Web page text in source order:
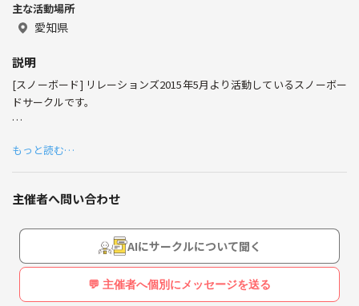
主な活動場所
愛知県
説明
[スノーボード] リレーションズ2015年5月より活動しているスノーボー
ドサークルです。
詳しくはHPをご覧ください(^^)
もっと読む…
主催者へ問い合わせ
AIにサークルについて聞く
💬 主催者へ個別にメッセージを送る